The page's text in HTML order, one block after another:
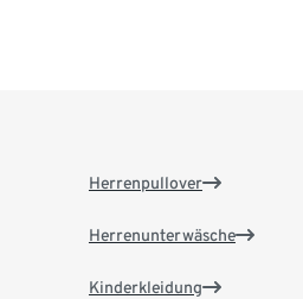
Herrenpullover
Herrenunterwäsche
Kinderkleidung